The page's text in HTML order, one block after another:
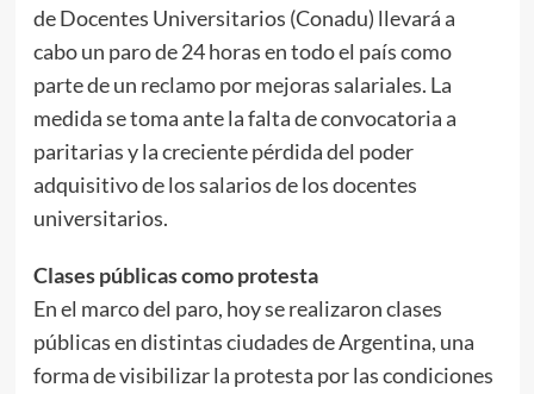
de Docentes Universitarios (Conadu) llevará a
cabo un paro de 24 horas en todo el país como
parte de un reclamo por mejoras salariales. La
medida se toma ante la falta de convocatoria a
paritarias y la creciente pérdida del poder
adquisitivo de los salarios de los docentes
universitarios.
Clases públicas como protesta
En el marco del paro, hoy se realizaron clases
públicas en distintas ciudades de Argentina, una
forma de visibilizar la protesta por las condiciones